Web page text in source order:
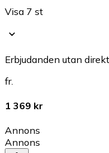
Visa 7 st
Erbjudanden utan
fr.
1 369 kr
Annons
Annons